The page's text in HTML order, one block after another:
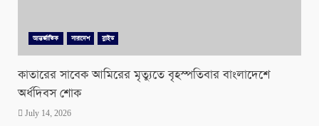
আন্তর্জাতিক সারাদেশ স্লাইড
কাতারের সাবেক আমিরের মৃত্যুতে বৃহস্পতিবার বাংলাদেশে
অর্ধদিবস শোক
July 14, 2026